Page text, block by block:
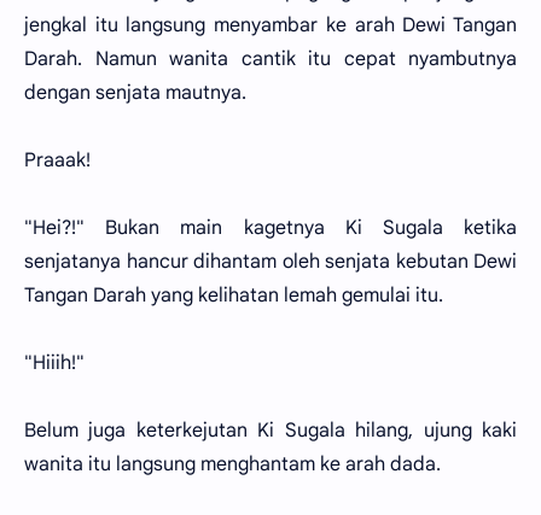
jengkal itu langsung menyambar ke arah Dewi Tangan
Darah. Namun wanita cantik itu cepat nyambutnya
dengan senjata mautnya.
Praaak!
"Hei?!" Bukan main kagetnya Ki Sugala ketika
senjatanya hancur dihantam oleh senjata kebutan Dewi
Tangan Darah yang kelihatan lemah gemulai itu.
"Hiiih!"
Belum juga keterkejutan Ki Sugala hilang, ujung kaki
wanita itu langsung menghantam ke arah dada.